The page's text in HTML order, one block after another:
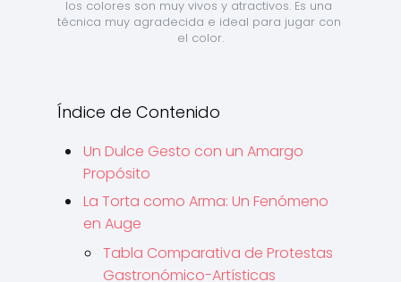
los colores son muy vivos y atractivos. Es una
técnica muy agradecida e ideal para jugar con
el color.
Índice de Contenido
Un Dulce Gesto con un Amargo
Propósito
La Torta como Arma: Un Fenómeno
en Auge
Tabla Comparativa de Protestas
Gastronómico-Artísticas